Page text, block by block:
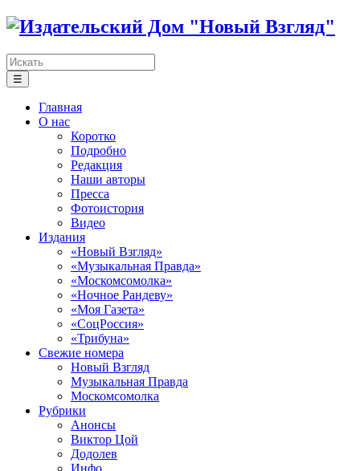
☰
Главная
О нас
Коротко
Подробно
Редакция
Наши авторы
Пресса
Фотоистория
Видео
Издания
«Новый Взгляд»
«Музыкальная Правда»
«Москомсомолка»
«Ночное Рандеву»
«Моя Газета»
«СоцРоссия»
«Трибуна»
Свежие номера
Новый Взгляд
Музыкальная Правда
Москомсомолка
Рубрики
Анонсы
Виктор Цой
Додолев
Инфо